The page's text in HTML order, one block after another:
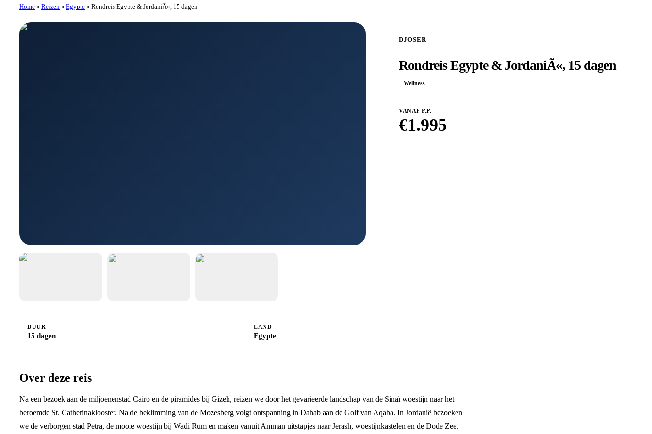
Home » Reizen » Egypte » Rondreis Egypte & JordaniÃ«, 15 dagen
DJOSER
Rondreis Egypte & JordaniÃ«, 15 dagen
Wellness
VANAF P.P.
€1.995
DUUR
15 dagen
LAND
Egypte
Over deze reis
Na een bezoek aan de miljoenenstad Cairo en de piramides bij Gizeh, reizen we door het gevarieerde landschap van de Sinaï woestijn naar het
beroemde St. Catherinaklooster. Na de beklimming van de Mozesberg volgt ontspanning in Dahab aan de Golf van Aqaba. In Jordanië bezoeken
we de verborgen stad Petra, de mooie woestijn bij Wadi Rum en maken vanuit Amman uitstapjes naar Jerash, woestijnkastelen en de Dode Zee.